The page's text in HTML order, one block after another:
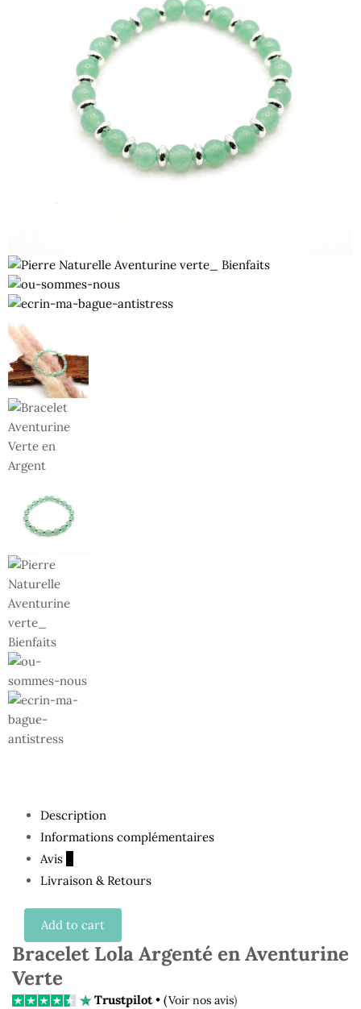
Description
Informations complémentaires
Avis
Livraison & Retours
Add to cart
Bracelet Lola Argenté en Aventurine
Verte
Trustpilot• (Voir nos avis)